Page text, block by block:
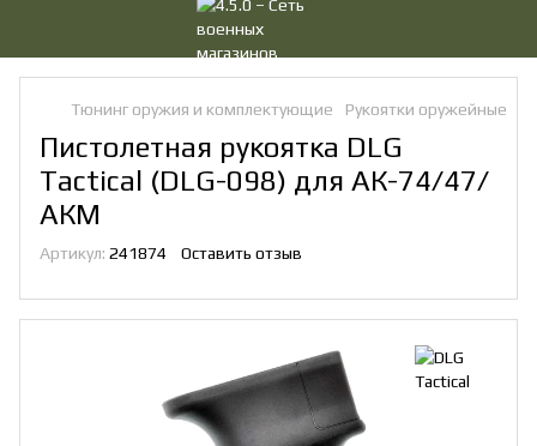
Тюнинг оружия и комплектующие Рукоятки оружейные
Пистолетная рукоятка DLG
Tactical (DLG-098) для АК-74/47/
АКМ
Артикул: 241874 Оставить отзыв